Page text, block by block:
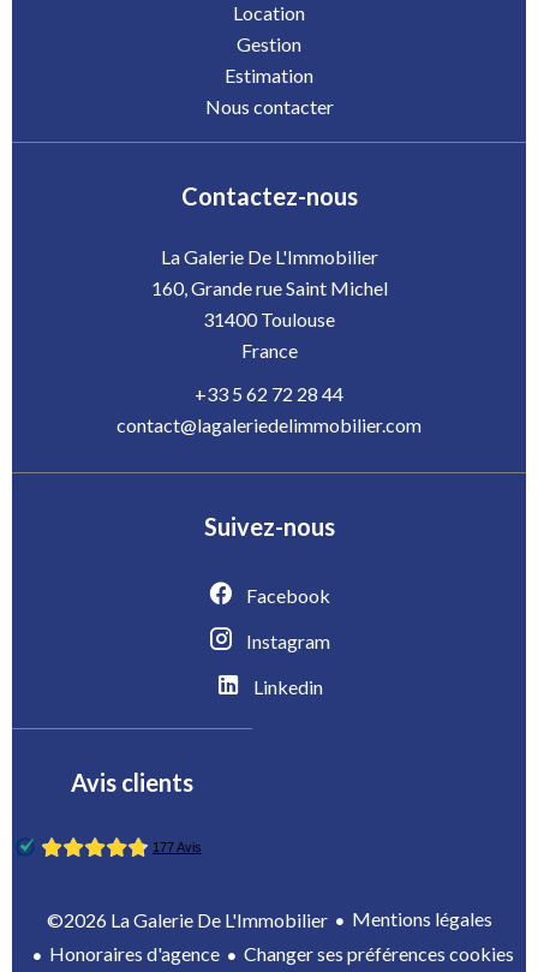
Location
Gestion
Estimation
Nous contacter
Contactez-nous
La Galerie De L'Immobilier
160, Grande rue Saint Michel
31400Toulouse
France
+33 5 62 72 28 44
contact@lagaleriedelimmobilier.com
Suivez-nous
Facebook
Instagram
Linkedin
Avis clients
©2026 La Galerie De L'Immobilier
Mentions légales
Honoraires d'agence
Changer ses préférences cookies